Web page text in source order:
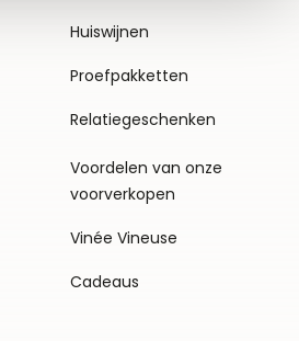
Huiswijnen
Proefpakketten
Relatiegeschenken
Voordelen van onze
voorverkopen
Vinée Vineuse
Cadeaus